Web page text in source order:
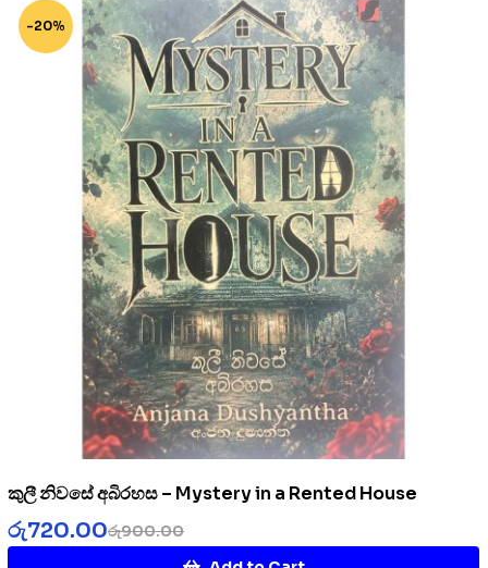
-20%
කුලී නිවසේ අබිරහස – Mystery in a Rented House
රු900.00
රු720.00